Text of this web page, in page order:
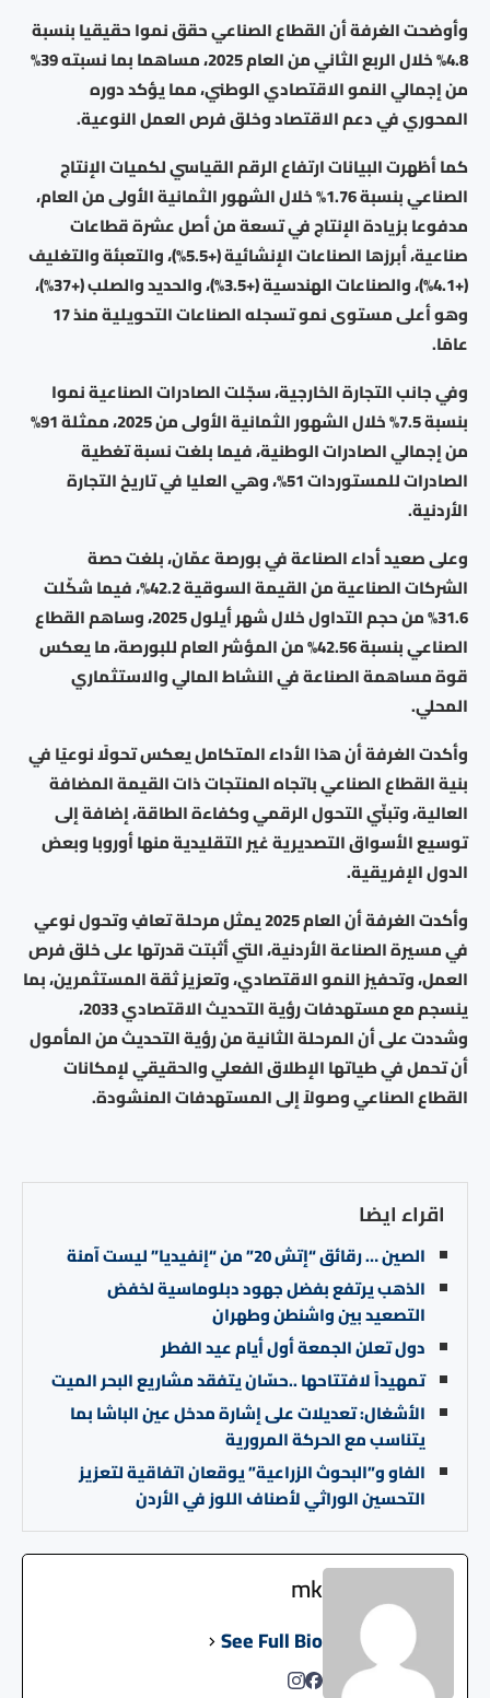
وأوضحت الغرفة أن القطاع الصناعي حقق نموا حقيقيا بنسبة
4.8% خلال الربع الثاني من العام 2025، مساهما بما نسبته 39%
من إجمالي النمو الاقتصادي الوطني، مما يؤكد دوره
المحوري في دعم الاقتصاد وخلق فرص العمل النوعية.
كما أظهرت البيانات ارتفاع الرقم القياسي لكميات الإنتاج
الصناعي بنسبة 1.76% خلال الشهور الثمانية الأولى من العام،
مدفوعا بزيادة الإنتاج في تسعة من أصل عشرة قطاعات
صناعية، أبرزها الصناعات الإنشائية (+5.5%)، والتعبئة والتغليف
(+4.1%)، والصناعات الهندسية (+3.5%)، والحديد والصلب (+37%)،
وهو أعلى مستوى نمو تسجله الصناعات التحويلية منذ 17
عامًا.
وفي جانب التجارة الخارجية، سجّلت الصادرات الصناعية نموا
بنسبة 7.5% خلال الشهور الثمانية الأولى من 2025، ممثلة 91%
من إجمالي الصادرات الوطنية، فيما بلغت نسبة تغطية
الصادرات للمستوردات 51%، وهي العليا في تاريخ التجارة
الأردنية.
وعلى صعيد أداء الصناعة في بورصة عمّان، بلغت حصة
الشركات الصناعية من القيمة السوقية 42.2%، فيما شكّلت
31.6% من حجم التداول خلال شهر أيلول 2025، وساهم القطاع
الصناعي بنسبة 42.56% من المؤشر العام للبورصة، ما يعكس
قوة مساهمة الصناعة في النشاط المالي والاستثماري
المحلي.
وأكدت الغرفة أن هذا الأداء المتكامل يعكس تحولًا نوعيًا في
بنية القطاع الصناعي باتجاه المنتجات ذات القيمة المضافة
العالية، وتبنّي التحول الرقمي وكفاءة الطاقة، إضافة إلى
توسيع الأسواق التصديرية غير التقليدية منها أوروبا وبعض
الدول الإفريقية.
وأكدت الغرفة أن العام 2025 يمثل مرحلة تعافٍ وتحول نوعي
في مسيرة الصناعة الأردنية، التي أثبتت قدرتها على خلق فرص
العمل، وتحفيز النمو الاقتصادي، وتعزيز ثقة المستثمرين، بما
ينسجم مع مستهدفات رؤية التحديث الاقتصادي 2033،
وشددت على أن المرحلة الثانية من رؤية التحديث من المأمول
أن تحمل في طياتها الإطلاق الفعلي والحقيقي لإمكانات
القطاع الصناعي وصولاً إلى المستهدفات المنشودة.
اقراء ايضا
الصين … رقائق “إتش 20” من “إنفيديا” ليست آمنة
الذهب يرتفع بفضل جهود دبلوماسية لخفض
التصعيد بين واشنطن وطهران
دول تعلن الجمعة أول أيام عيد الفطر
تمهيداً لافتتاحها ..حسّان يتفقد مشاريع البحر الميت
الأشغال: تعديلات على إشارة مدخل عين الباشا بما
يتناسب مع الحركة المرورية
الفاو و”البحوث الزراعية” يوقعان اتفاقية لتعزيز
التحسين الوراثي لأصناف اللوز في الأردن
mk
See Full Bio